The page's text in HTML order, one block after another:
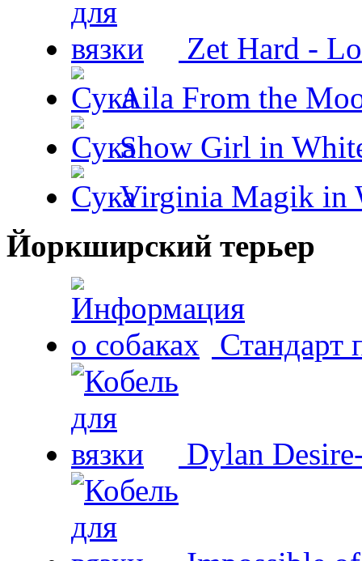
Zet Hard -
Aila From the
Show Girl in
Virginia Magik in
Йоркширский терьер
Dylan